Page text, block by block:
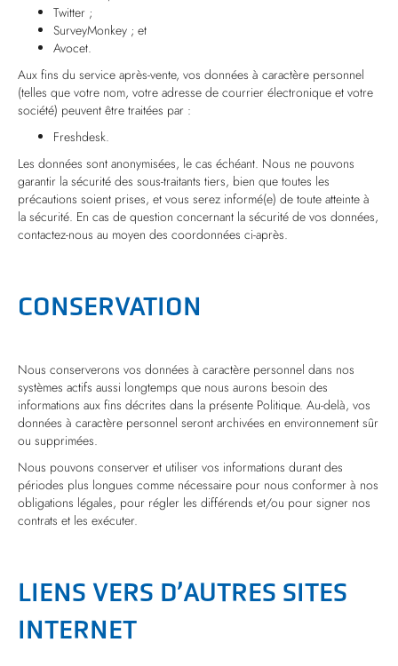
Twitter ;
SurveyMonkey ; et
Avocet.
Aux fins du service après-vente, vos données à caractère personnel
(telles que votre nom, votre adresse de courrier électronique et votre
société) peuvent être traitées par :
Freshdesk.
Les données sont anonymisées, le cas échéant. Nous ne pouvons
garantir la sécurité des sous-traitants tiers, bien que toutes les
précautions soient prises, et vous serez informé(e) de toute atteinte à
la sécurité. En cas de question concernant la sécurité de vos données,
contactez-nous au moyen des coordonnées ci-après.
CONSERVATION
Nous conserverons vos données à caractère personnel dans nos
systèmes actifs aussi longtemps que nous aurons besoin des
informations aux fins décrites dans la présente Politique. Au-delà, vos
données à caractère personnel seront archivées en environnement sûr
ou supprimées.
Nous pouvons conserver et utiliser vos informations durant des
périodes plus longues comme nécessaire pour nous conformer à nos
obligations légales, pour régler les différends et/ou pour signer nos
contrats et les exécuter.
LIENS VERS D’AUTRES SITES
INTERNET